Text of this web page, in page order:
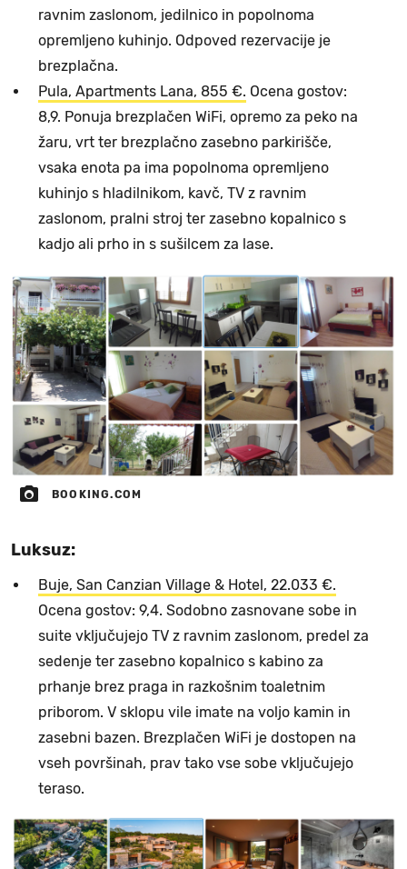
ravnim zaslonom, jedilnico in popolnoma
opremljeno kuhinjo. Odpoved rezervacije je
brezplačna.
Pula, Apartments Lana, 855 €. Ocena gostov:
8,9. Ponuja brezplačen WiFi, opremo za peko na
žaru, vrt ter brezplačno zasebno parkirišče,
vsaka enota pa ima popolnoma opremljeno
kuhinjo s hladilnikom, kavč, TV z ravnim
zaslonom, pralni stroj ter zasebno kopalnico s
kadjo ali prho in s sušilcem za lase.
BOOKING.COM
Luksuz:
Buje, San Canzian Village & Hotel, 22.033 €.
Ocena gostov: 9,4. Sodobno zasnovane sobe in
suite vključujejo TV z ravnim zaslonom, predel za
sedenje ter zasebno kopalnico s kabino za
prhanje brez praga in razkošnim toaletnim
priborom. V sklopu vile imate na voljo kamin in
zasebni bazen. Brezplačen WiFi je dostopen na
vseh površinah, prav tako vse sobe vključujejo
teraso.